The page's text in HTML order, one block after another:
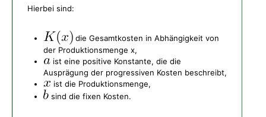
Hierbei sind:
die Gesamtkosten in Abhängigkeit von
der Produktionsmenge x,
ist eine positive Konstante, die die
Ausprägung der progressiven Kosten beschreibt,
ist die Produktionsmenge,
sind die fixen Kosten.